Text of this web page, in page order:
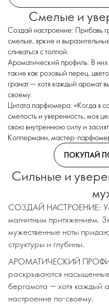
Смелые и
Создай настроение: Прибавь
смелые, яркие и
сливаться с толпой.
Ароматический профиль: В
такие как розовый перец,
гранат — хотя каждый аромат
своему.
Цитата парфюмера: «Когда я
смелость и уверенность, моя
свою внутреннюю силу и
Копперманн, мастер-
ПОКУПАЙ
Сильные и
СОЗДАЙ НАСТРОЕНИЕ:
магнитным притяжением.
мужественные ноты
структуры и глубины.
АРОМАТИЧЕСКИЙ
раскрываются
бергамота — хотя каждый
настроение по-своему.